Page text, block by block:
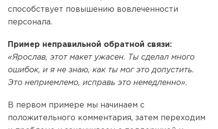
способствует повышению вовлеченности
персонала.
Пример неправильной обратной связи:
«Ярослав, этот макет ужасен. Ты сделал много
ошибок, и я не знаю, как ты мог это допустить.
Это неприемлемо, исправь это немедленно».
В первом примере мы начинаем с
положительного комментария, затем переходим